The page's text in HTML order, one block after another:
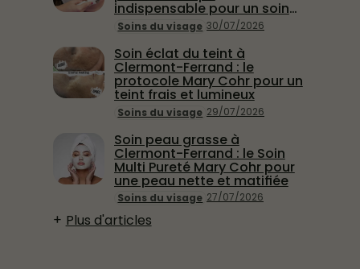
Soins du visage 30/07/2026
indispensable pour un soin
vraiment efficace
Soins du visage 29/07/2026
Soin éclat du teint à
Clermont-Ferrand : le
protocole Mary Cohr pour un
teint frais et lumineux
Soins du visage 27/07/2026
Soin peau grasse à
Clermont-Ferrand : le Soin
Multi Pureté Mary Cohr pour
une peau nette et matifiée
Plus d'articles